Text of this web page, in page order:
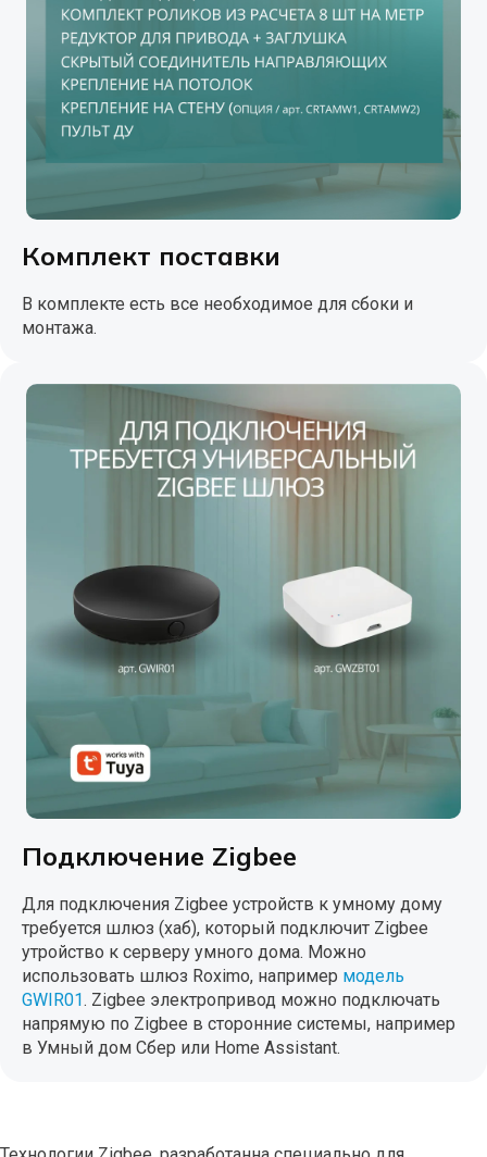
Комплект поставки
В комплекте есть все необходимое для сбоки и
монтажа.
Подключение Zigbee
Для подключения Zigbee устройств к умному дому
требуется шлюз (хаб), который подключит Zigbee
утройство к серверу умного дома. Можно
использовать шлюз Roximo, например модель
GWIR01. Zigbee электропривод можно подключать
напрямую по Zigbee в сторонние системы, например
в Умный дом Сбер или Home Assistant.